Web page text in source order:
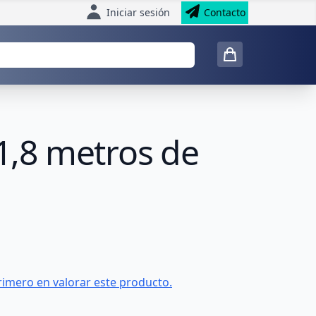
Iniciar sesión Contacto
metros de
en valorar este producto.